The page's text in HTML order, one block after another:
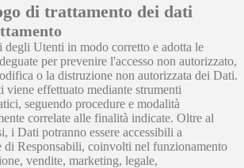
di trattamento dei dati
Utenti in modo corretto e adotta le
per prevenire l'accesso non autorizzato,
o la distruzione non autorizzata dei Dati.
viene effettuato mediante strumenti
seguendo procedure e modalità
correlate alle finalità indicate. Oltre al
i Dati potranno essere accessibili a
di Responsabili, coinvolti nel funzionamento
vendite, marketing, legale,